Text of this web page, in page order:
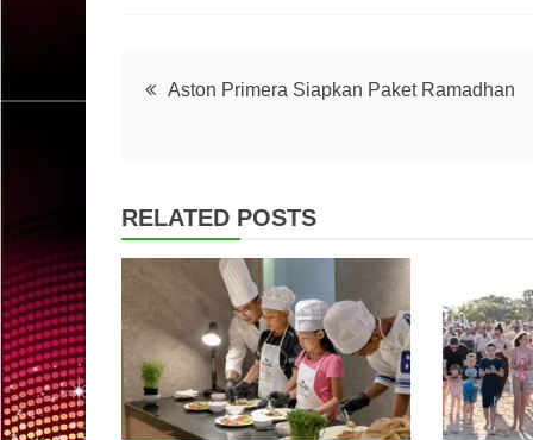
Post
Aston Primera Siapkan Paket Ramadhan
RELATED POSTS